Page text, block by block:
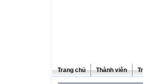
Trang chủ Thành viên